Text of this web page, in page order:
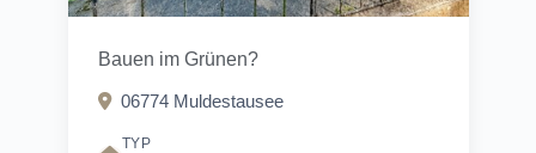
Bauen im Grünen?
06774 Muldestausee
TYP